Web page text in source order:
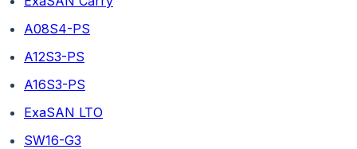
A08S4-PS
A12S3-PS
A16S3-PS
ExaSAN LTO
SW16-G3